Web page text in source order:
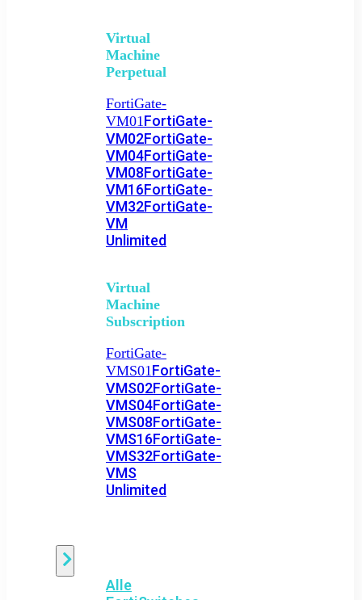
Virtual
Machine
Perpetual
FortiGate-
VM01FortiGate-
VM02FortiGate-
VM04FortiGate-
VM08FortiGate-
VM16FortiGate-
VM32FortiGate-
VM
Unlimited
Virtual
Machine
Subscription
FortiGate-
VMS01FortiGate-
VMS02FortiGate-
VMS04FortiGate-
VMS08FortiGate-
VMS16FortiGate-
VMS32FortiGate-
VMS
Unlimited
Alle